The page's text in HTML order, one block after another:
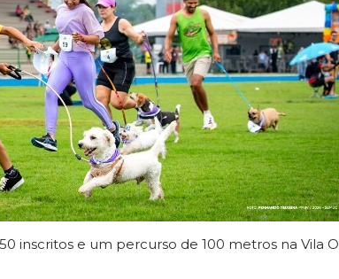
inscritos e um percurso de 100 metros na Vila